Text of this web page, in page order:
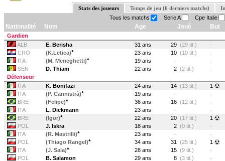
Stats des joueurs Temps de jeu (6 derniers matchs)
Tous les matchs
Serie A Cpe Italie
Nationalité Nom Age Joué But
Gardien
ALB
E. Berisha 31 ans 29 (29 tit.)
-
CRO
(K.Letica)* 23 ans 10 (10 tit.)
-
ITA
(M. Meneghetti)* 19 ans -
-
SEN
D. Thiam 22 ans 2 (2 tit.)
-
Défenseur
ITA
K. Bonifazi 24 ans 14 (13 tit.)
1
ITA
(P. Cannistrà)* 19 ans -
-
BRE
(Felipe)* 36 ans 16 (12 tit.)
-
ITA
L. Dickmann 23 ans -
-
BRE
(Igor)* 22 ans 20 (17 tit.)
1
POL
J. Iskra 18 ans 2 (0 tit.)
-
ITA
(R. Mastrilli)* 23 ans -
-
POL
(Thiago Rangel)* 34 ans 31 (25 tit.)
1
ITA
(J. Sala)* 28 ans 15 (9 tit.)
-
POL
B. Salamon 29 ans 8 (3 tit.)
-